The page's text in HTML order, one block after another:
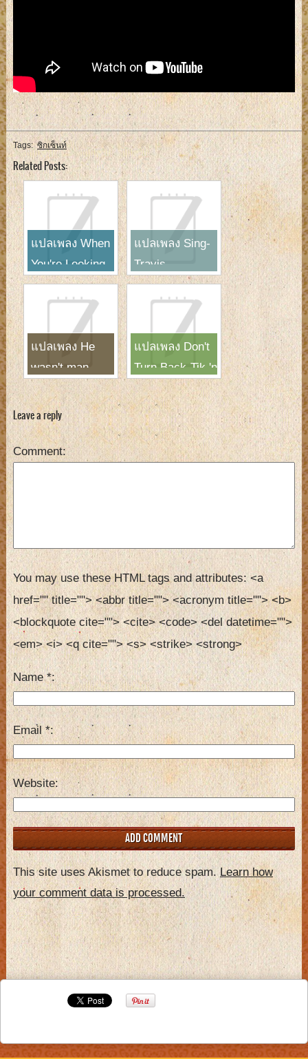
Tags:ซิกเซ็นท์
Related Posts:
แปลเพลง When
You're Looking
Like That-
Westlife
แปลเพลง Sing-
Travis
แปลเพลง He
wasn't man
enough-Toni
Braxton
แปลเพลง Don't
Turn Back-Tik 'n
Tak
Leave a reply
Comment
You may use these HTML tags and attributes: <a
href="" title=""> <abbr title=""> <acronym title=""> <b>
<blockquote cite=""> <cite> <code> <del datetime="">
<em> <i> <q cite=""> <s> <strike> <strong>
Name*
Email*
Website
This site uses Akismet to reduce spam.Learn how
your comment data is processed.